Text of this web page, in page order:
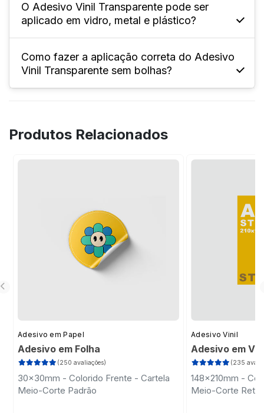
Há diversas vantagens na sua utilização,
como a própria transparência, que o deixa
discreto para aplicação em diferentes
superfícies, bem como a resistência à chuva
e ao sol, o que prolonga sua durabilidade.
O Adesivo Vinil Transparente pode ser
aplicado em vidro, metal e plástico?
Sim! O adesivo conta com alta aderência e
flexibilidade, o que permite que seja aplicado
em diferentes materiais.
Como fazer a aplicação correta do Adesivo
Vinil Transparente sem bolhas?
seguida do posicionamento, aplicação
gradual e pressão estratégica para evitar o
Produtos Relacionados
Adesivo em Papel
Adesivo em Folha
(250 avaliações)
30x30mm - Colorido Frente - Cartela
Meio-Corte Padrão
Adesivo Vinil
Adesivo em
(235
148x210mm -
Meio-Corte